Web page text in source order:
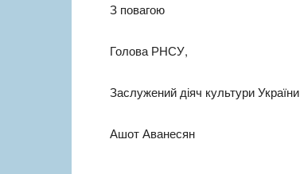
З повагою
Голова РНСУ,
Заслужений діяч культури України
Ашот Аванесян